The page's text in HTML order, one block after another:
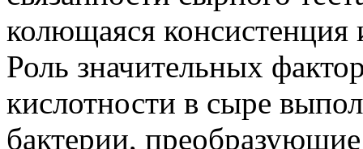
колющаяся консистенция
Роль значительных
кислотности в сыре
бактерии,